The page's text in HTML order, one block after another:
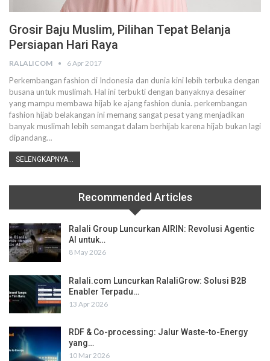
Grosir Baju Muslim, Pilihan Tepat Belanja
Persiapan Hari Raya
RALALICOM 6 Apr 2017
Perkembangan fashion di Indonesia dan dunia kini lebih terbuka dengan
busana untuk muslimah. Hal ini terbukti dengan banyaknya desainer
yang mampu membawa hijab ke ajang fashion dunia. perkembangan
fashion hijab belakangan ini memang sangat pesat yang menjadikan
banyak muslimah lebih semangat dalam berhijab karena hijab bukan lagi
dipandang…
SELENGKAPNYA...
Recommended Articles
Ralali Group Luncurkan AIRIN: Revolusi Agentic
AI untuk…
8 May 2026
Ralali.com Luncurkan RalaliGrow: Solusi B2B
Enabler Terpadu…
13 Apr 2026
RDF & Co-processing: Jalur Waste-to-Energy
yang…
10 Mar 2026